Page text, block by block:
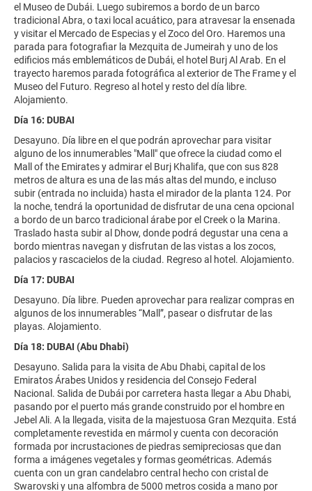
el Museo de Dubái. Luego subiremos a bordo de un barco
tradicional Abra, o taxi local acuático, para atravesar la ensenada
y visitar el Mercado de Especias y el Zoco del Oro. Haremos una
parada para fotografiar la Mezquita de Jumeirah y uno de los
edificios más emblemáticos de Dubái, el hotel Burj Al Arab. En el
trayecto haremos parada fotográfica al exterior de The Frame y el
Museo del Futuro. Regreso al hotel y resto del día libre.
Alojamiento.
Día 16: DUBAI
Desayuno. Día libre en el que podrán aprovechar para visitar
alguno de los innumerables "Mall" que ofrece la ciudad como el
Mall of the Emirates y admirar el Burj Khalifa, que con sus 828
metros de altura es una de las más altas del mundo, e incluso
subir (entrada no incluida) hasta el mirador de la planta 124. Por
la noche, tendrá la oportunidad de disfrutar de una cena opcional
a bordo de un barco tradicional árabe por el Creek o la Marina.
Traslado hasta subir al Dhow, donde podrá degustar una cena a
bordo mientras navegan y disfrutan de las vistas a los zocos,
palacios y rascacielos de la ciudad. Regreso al hotel. Alojamiento.
Día 17: DUBAI
Desayuno. Día libre. Pueden aprovechar para realizar compras en
algunos de los innumerables “Mall”, pasear o disfrutar de las
playas. Alojamiento.
Día 18: DUBAI (Abu Dhabi)
Desayuno. Salida para la visita de Abu Dhabi, capital de los
Emiratos Árabes Unidos y residencia del Consejo Federal
Nacional. Salida de Dubái por carretera hasta llegar a Abu Dhabi,
pasando por el puerto más grande construido por el hombre en
Jebel Ali. A la llegada, visita de la majestuosa Gran Mezquita. Está
completamente revestida en mármol y cuenta con decoración
formada por incrustaciones de piedras semipreciosas que dan
forma a imágenes vegetales y formas geométricas. Además
cuenta con un gran candelabro central hecho con cristal de
Swarovski y una alfombra de 5000 metros cosida a mano por